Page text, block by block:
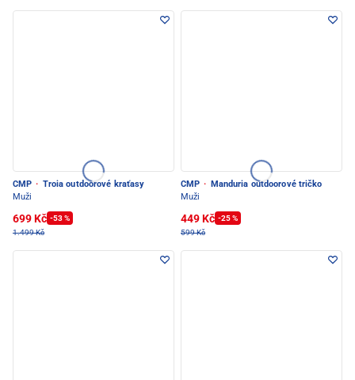
CMP · Troia outdoorové kraťasy
Muži
699 Kč -53 %
1.499 Kč
CMP ·
Manduria outdoorové tričko
Muži
449 Kč -25 %
599 Kč